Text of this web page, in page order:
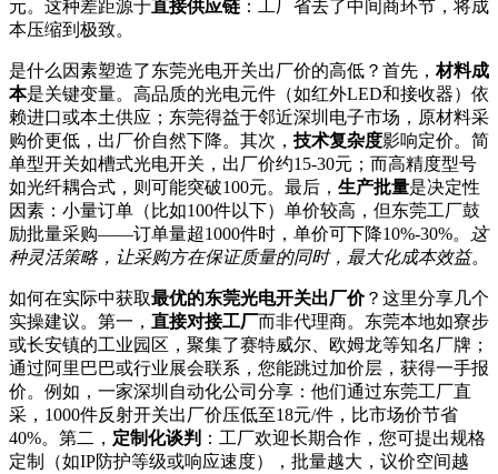
元。这种差距源于直接供应链 ：工厂省去了中间商环节，将成
本压缩到极致。
是什么因素塑造了东莞光电开关出厂价的高低？首先，材料成
本是关键变量。高品质的光电元件（如红外LED和接收器）依
赖进口或本土供应；东莞得益于邻近深圳电子市场，原材料采
购价更低，出厂价自然下降。其次， 技术复杂度影响定价。简
单型开关如槽式光电开关，出厂价约15-30元；而高精度型号
如光纤耦合式，则可能突破100元。最后， 生产批量是决定性
因素：小量订单（比如100件以下）单价较高，但东莞工厂鼓
励批量采购——订单量超1000件时，单价可下降10%-30%。
这
种灵活策略，让采购方在保证质量的同时，最大化成本效益。
如何在实际中获取最优的东莞光电开关出厂价？这里分享几个
实操建议。第一， 直接对接工厂而非代理商。东莞本地如寮步
或长安镇的工业园区，聚集了赛特威尔、欧姆龙等知名厂牌；
通过阿里巴巴或行业展会联系，您能跳过加价层，获得一手报
价。例如，一家深圳自动化公司分享：他们通过东莞工厂直
采，1000件反射开关出厂价压低至18元/件，比市场价节省
40%。第二， 定制化谈判 ：工厂欢迎长期合作，您可提出规格
定制（如IP防护等级或响应速度），批量越大，议价空间越